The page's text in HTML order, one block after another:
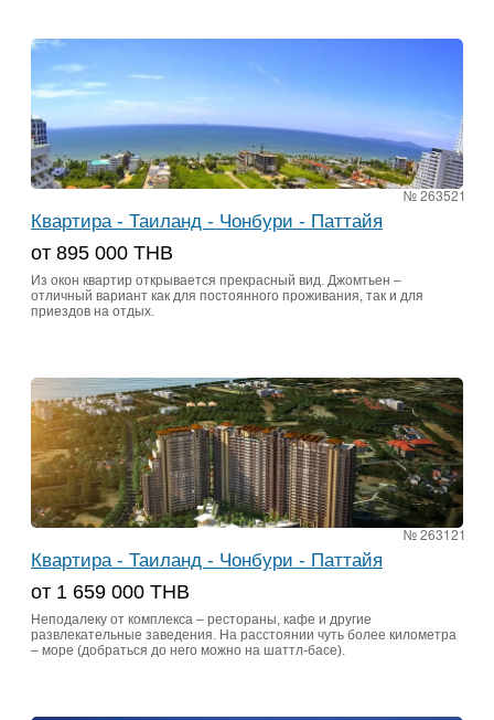
№ 263521
Квартира - Таиланд - Чонбури - Паттайя
от 895 000 ТНВ
Из окон квартир открывается прекрасный вид. Джомтьен –
отличный вариант как для постоянного проживания, так и для
приездов на отдых.
№ 263121
Квартира - Таиланд - Чонбури - Паттайя
от 1 659 000 THB
Неподалеку от комплекса – рестораны, кафе и другие
развлекательные заведения. На расстоянии чуть более километра
– море (добраться до него можно на шаттл-басе).